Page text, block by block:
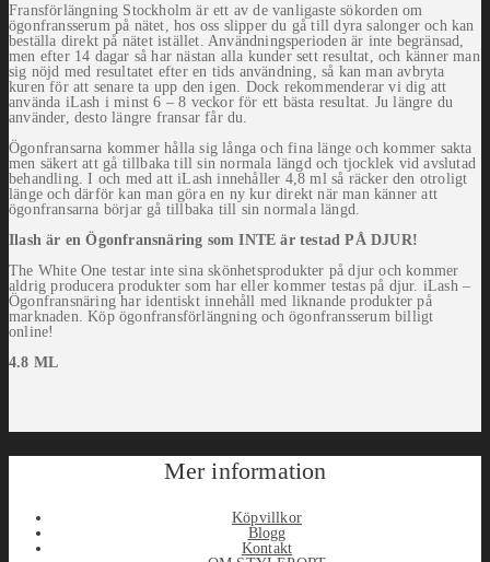
Fransförlängning Stockholm är ett av de vanligaste sökorden om
ögonfransserum på nätet, hos oss slipper du gå till dyra salonger och kan
beställa direkt på nätet istället. Användningsperioden är inte begränsad,
men efter 14 dagar så har nästan alla kunder sett resultat, och känner man
sig nöjd med resultatet efter en tids användning, så kan man avbryta
kuren för att senare ta upp den igen. Dock rekommenderar vi dig att
använda iLash i minst 6 – 8 veckor för ett bästa resultat. Ju längre du
använder, desto längre fransar får du.
Ögonfransarna kommer hålla sig långa och fina länge och kommer sakta
men säkert att gå tillbaka till sin normala längd och tjocklek vid avslutad
behandling. I och med att iLash innehåller 4,8 ml så räcker den otroligt
länge och därför kan man göra en ny kur direkt när man känner att
ögonfransarna börjar gå tillbaka till sin normala längd.
Ilash är en Ögonfransnäring som INTE är testad PÅ DJUR!
The White One testar inte sina skönhetsprodukter på djur och kommer
aldrig producera produkter som har eller kommer testas på djur. iLash –
Ögonfransnäring har identiskt innehåll med liknande produkter på
marknaden. Köp ögonfransförlängning och ögonfransserum billigt
online!
4.8 ML
Mer information
Köpvillkor
Blogg
Kontakt